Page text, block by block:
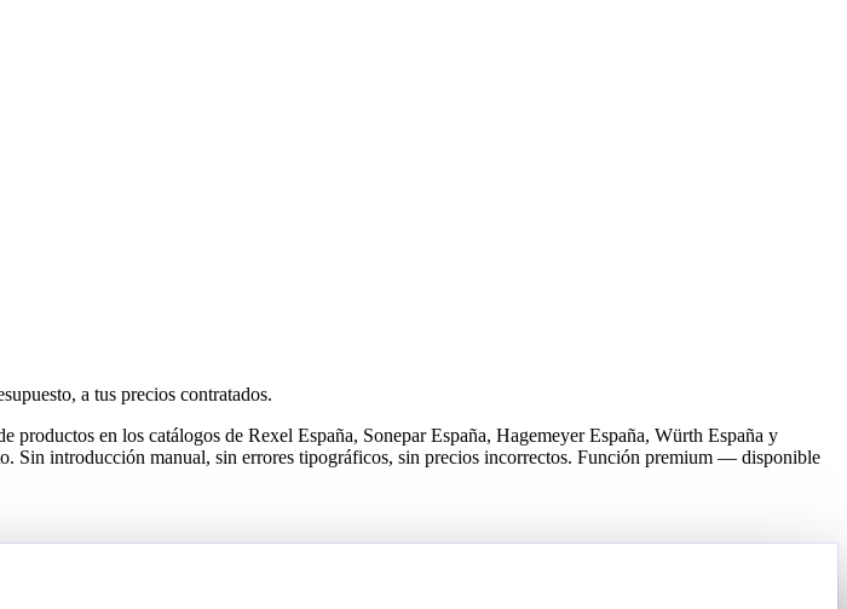
a tus precios contratados.
en los catálogos de Rexel España, Sonepar España, Hagemeyer España, Würth España y
Sin introducción manual, sin errores tipográficos, sin precios incorrectos. Función premium — disponible